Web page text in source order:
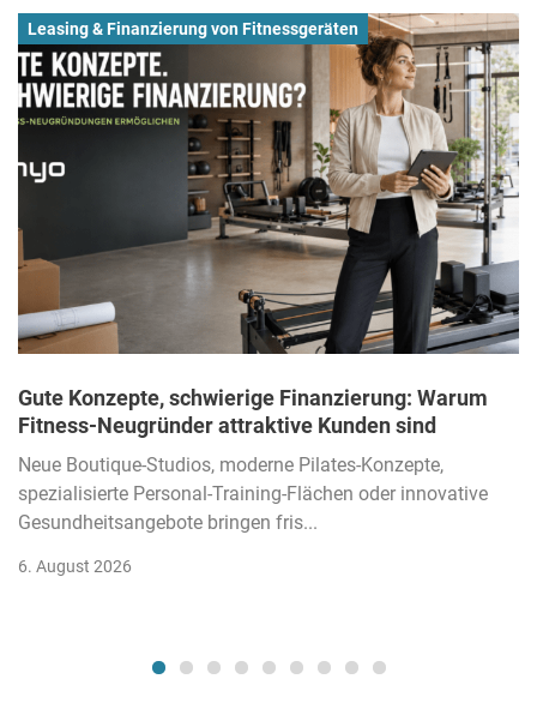
Leasing & Finanzierung von Fitnessgeräten
Gute Konzepte, schwierige Finanzierung: Warum
Fitness-Neugründer attraktive Kunden sind
Neue Boutique-Studios, moderne Pilates-Konzepte,
spezialisierte Personal-Training-Flächen oder innovative
Gesundheitsangebote bringen fris...
6. August 2026